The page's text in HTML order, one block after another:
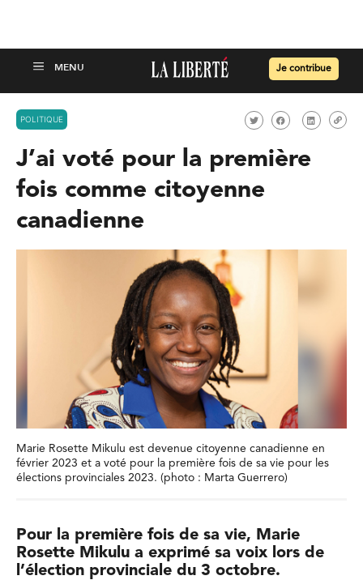
Je contribue
POLITIQUE
J’ai voté pour la première
fois comme citoyenne
canadienne
Marie Rosette Mikulu est devenue citoyenne canadienne en
février 2023 et a voté pour la première fois de sa vie pour les
élections provinciales 2023. (photo : Marta Guerrero)
Pour la première fois de sa vie, Marie
Rosette Mikulu a exprimé sa voix lors de
l’élection provinciale du 3 octobre.